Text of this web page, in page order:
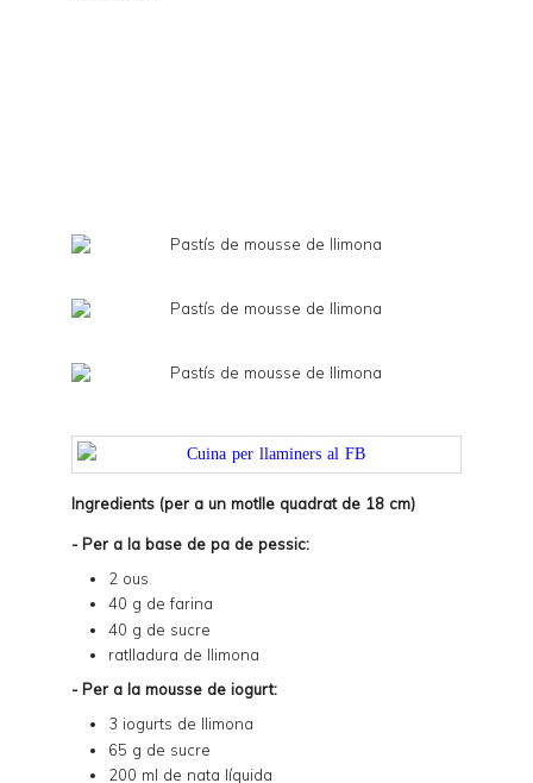
Ingredients (per a un motlle quadrat de 18 cm)
- Per a la base de pa de pessic:
2 ous
40 g de farina
40 g de sucre
ratlladura de llimona
- Per a la mousse de iogurt:
3 iogurts de llimona
65 g de sucre
200 ml de nata líquida